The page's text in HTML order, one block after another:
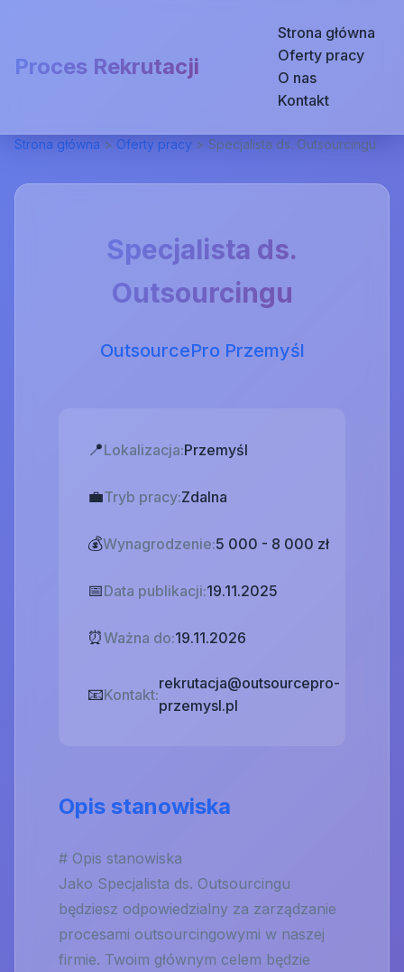
Proces Rekrutacji
Strona główna
Oferty pracy
O nas
Kontakt
Strona główna > Oferty pracy > Specjalista ds. Outsourcingu
Specjalista ds.
Outsourcingu
OutsourcePro Przemyśl
📍Lokalizacja:Przemyśl
💼Tryb pracy:Zdalna
💰Wynagrodzenie:5 000 - 8 000 zł
📅Data publikacji:19.11.2025
⏰Ważna do:19.11.2026
📧Kontakt:
rekrutacja@outsourcepro-
przemysl.pl
Opis stanowiska
# Opis stanowiska
Jako Specjalista ds. Outsourcingu
będziesz odpowiedzialny za zarządzanie
procesami outsourcingowymi w naszej
firmie. Twoim głównym celem będzie